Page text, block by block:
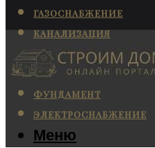
ГАЗОСНАБЖЕНИЕ
КАНАЛИЗАЦИЯ
ОТОПЛЕНИЕ
ФУНДАМЕНТ
ЭЛЕКТРОСНАБЖЕНИЕ
Меню